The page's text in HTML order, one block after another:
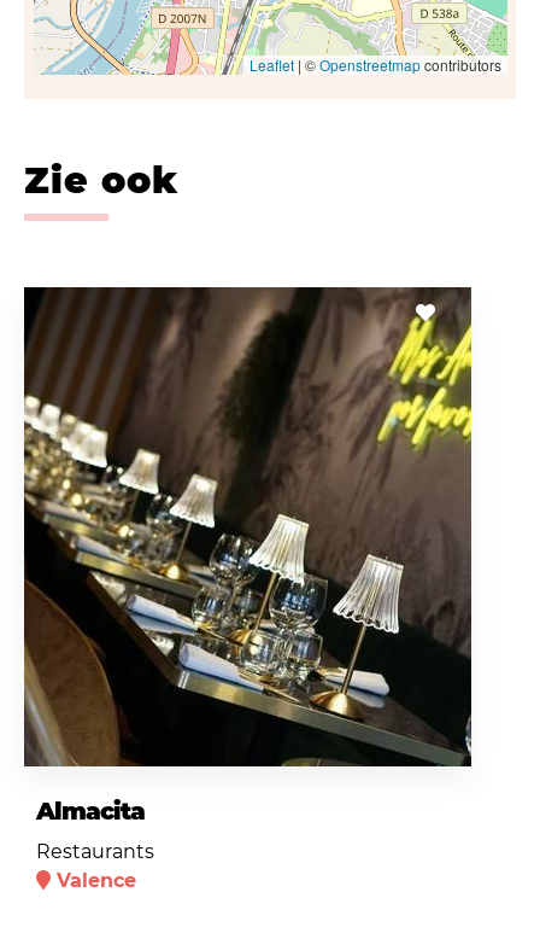
Leaflet| ©Openstreetmapcontributors
Zie ook
Almacita
Restaurants
Valence